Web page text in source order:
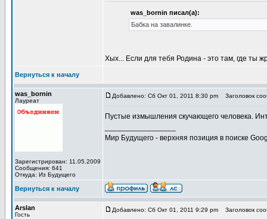
was_bornin писал(а):
Бабка на завалинке.
Хых... Если для тебя Родина - это там, где ты
Вернуться к началу
was_bornin
Лауреат
Зарегистрирован: 11.05.2009
Сообщения: 641
Откуда: Из Будущего
Добавлено: Сб Окт 01, 2011 8:30 pm Заголовок
Пустые измышления скучающего человека.
Мир Будущего - верхняя позиция в поиске
Вернуться к началу
Arslan
Гость
Добавлено: Сб Окт 01, 2011 9:29 pm Заголовок